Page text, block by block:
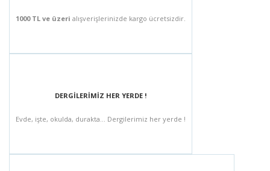
1000 TL ve üzeri alışverişlerinizde kargo ücretsizdir.
DERGİLERİMİZ HER YERDE !
Evde, işte, okulda, durakta... Dergilerimiz her yerde !